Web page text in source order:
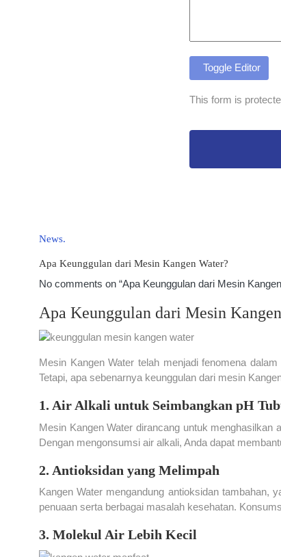
Toggle Editor
This form is
News
Apa Keunggulan dari Mesin Kangen Water?
No comments on “Apa Keunggulan dari Mesin
Apa Keunggulan dari Mesin
Mesin Kangen Water telah menjadi fenomena
Tetapi, apa sebenarnya keunggulan dari mesin
1. Air Alkali untuk Seimbangkan pH
Mesin Kangen Water dirancang untuk
Dengan mengonsumsi air alkali, Anda dapat
2. Antioksidan yang Melimpah
Kangen Water mengandung antioksidan tambahan,
penuaan serta berbagai masalah kesehatan.
3. Molekul Air Lebih Kecil